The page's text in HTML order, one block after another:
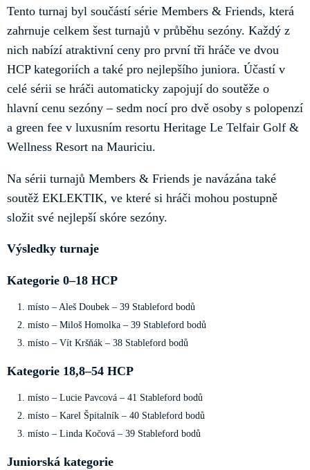
Tento turnaj byl součástí série Members & Friends, která
zahrnuje celkem šest turnajů v průběhu sezóny. Každý z
nich nabízí atraktivní ceny pro první tři hráče ve dvou
HCP kategoriích a také pro nejlepšího juniora. Účastí v
celé sérii se hráči automaticky zapojují do soutěže o
hlavní cenu sezóny – sedm nocí pro dvě osoby s polopenzí
a green fee v luxusním resortu Heritage Le Telfair Golf &
Wellness Resort na Mauriciu.
Na sérii turnajů Members & Friends je navázána také
soutěž EKLEKTIK, ve které si hráči mohou postupně
složit své nejlepší skóre sezóny.
Výsledky turnaje
Kategorie 0–18 HCP
místo – Aleš Doubek – 39 Stableford bodů
místo – Miloš Homolka – 39 Stableford bodů
místo – Vít Kršňák – 38 Stableford bodů
Kategorie 18,8–54 HCP
místo – Lucie Pavcová – 41 Stableford bodů
místo – Karel Špitalník – 40 Stableford bodů
místo – Linda Kočová – 39 Stableford bodů
Juniorská kategorie